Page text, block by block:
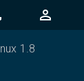
1.8